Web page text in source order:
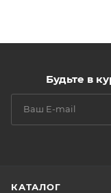
Будьте в
КАТАЛОГ